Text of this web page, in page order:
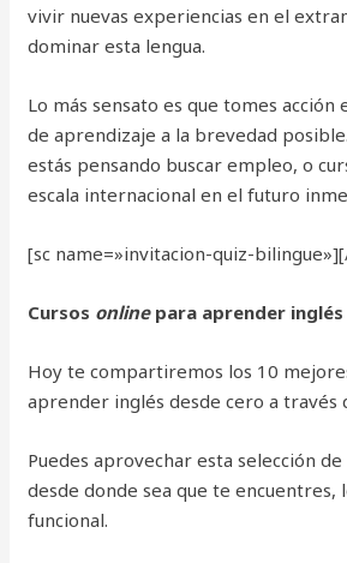
vivir nuevas experiencias en el
dominar esta lengua.
Lo más sensato es que tomes acción
de aprendizaje a la brevedad
estás pensando buscar empleo, o
escala internacional en el futuro
[sc name=»invitacion-quiz-
Cursos onlinepara aprender inglés
Hoy te compartiremos los 10
aprender inglés desde cero a través
Puedes aprovechar esta selección
desde donde sea que te encuentres,
funcional.